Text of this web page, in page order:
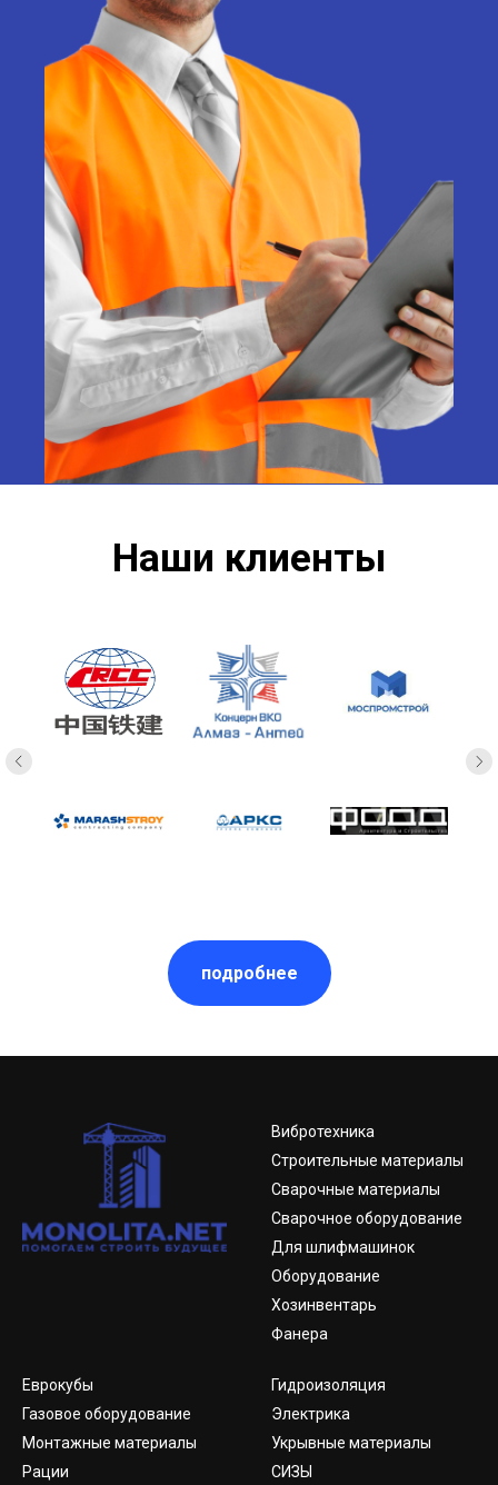
Наши клиенты
подробнее
Вибротехника
Строительные материалы
Сварочные материалы
Сварочное оборудование
Для шлифмашинок
Оборудование
Хозинвентарь
Фанера
Еврокубы
Газовое оборудование
Монтажные материалы
Рации
Гидроизоляция
Электрика
Укрывные материалы
СИЗЫ